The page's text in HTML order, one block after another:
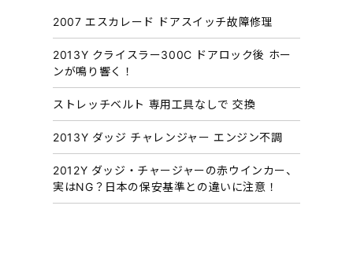
ブ
2007 エスカレード ドアスイッチ故障修理
2013Y クライスラー300C ドアロック後 ホー
ンが鳴り響く！
ストレッチベルト 専用工具なしで 交換
2013Y ダッジ チャレンジャー エンジン不調
2012Y ダッジ・チャージャーの赤ウインカー、
実はNG？日本の保安基準との違いに注意！